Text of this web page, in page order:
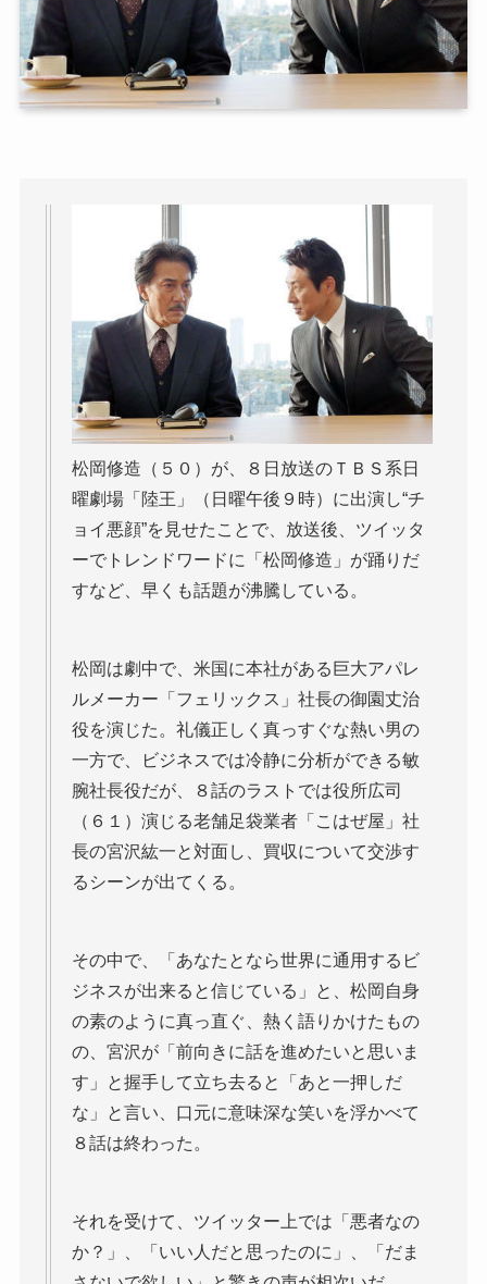
松岡修造（５０）が、８日放送のＴＢＳ系日
曜劇場「陸王」（日曜午後９時）に出演し“チ
ョイ悪顔”を見せたことで、放送後、ツイッタ
ーでトレンドワードに「松岡修造」が踊りだ
すなど、早くも話題が沸騰している。
松岡は劇中で、米国に本社がある巨大アパレ
ルメーカー「フェリックス」社長の御園丈治
役を演じた。礼儀正しく真っすぐな熱い男の
一方で、ビジネスでは冷静に分析ができる敏
腕社長役だが、８話のラストでは役所広司
（６１）演じる老舗足袋業者「こはぜ屋」社
長の宮沢紘一と対面し、買収について交渉す
るシーンが出てくる。
その中で、「あなたとなら世界に通用するビ
ジネスが出来ると信じている」と、松岡自身
の素のように真っ直ぐ、熱く語りかけたもの
の、宮沢が「前向きに話を進めたいと思いま
す」と握手して立ち去ると「あと一押しだ
な」と言い、口元に意味深な笑いを浮かべて
８話は終わった。
それを受けて、ツイッター上では「悪者なの
か？」、「いい人だと思ったのに」、「だま